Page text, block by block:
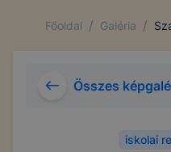
Főoldal / Galéria /
Összes
iskolai